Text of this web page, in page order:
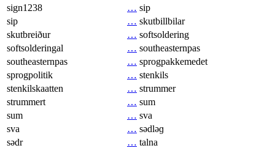
sign1238
… sip
sip
… skutbillbilar
skutbreiður
… softsoldering
softsolderingal
… southeasternpas
southeasternpas
… sprogpakkemedet
sprogpolitik
… stenkils
stenkilskaatten
… strummer
strummert
… sum
sum
… sva
sva
… sədləɡ
sədr
… talna